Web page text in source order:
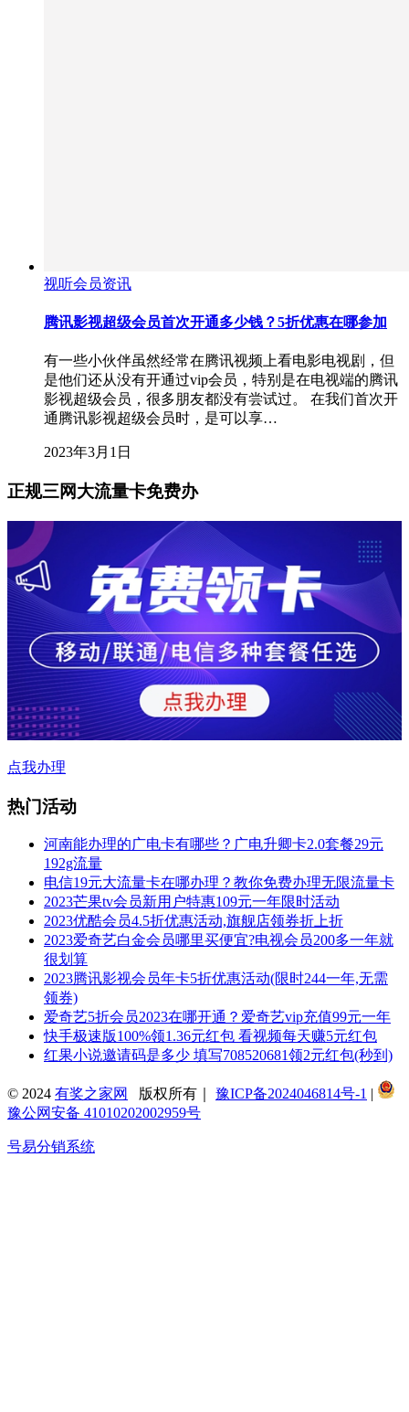
视听会员资讯
腾讯影视超级会员首次开通多少钱？5折优惠在哪参加
有一些小伙伴虽然经常在腾讯视频上看电影电视剧，但
是他们还从没有开通过vip会员，特别是在电视端的腾讯
影视超级会员，很多朋友都没有尝试过。 在我们首次开
通腾讯影视超级会员时，是可以享…
2023年3月1日
正规三网大流量卡免费办
点我办理
热门活动
河南能办理的广电卡有哪些？广电升卿卡2.0套餐29元
192g流量
电信19元大流量卡在哪办理？教你免费办理无限流量卡
2023芒果tv会员新用户特惠109元一年限时活动
2023优酷会员4.5折优惠活动,旗舰店领券折上折
2023爱奇艺白金会员哪里买便宜?电视会员200多一年就
很划算
2023腾讯影视会员年卡5折优惠活动(限时244一年,无需
领券)
爱奇艺5折会员2023在哪开通？爱奇艺vip充值99元一年
快手极速版100%领1.36元红包 看视频每天赚5元红包
红果小说邀请码是多少 填写708520681领2元红包(秒到)
© 2024 有奖之家网 版权所有｜ 豫ICP备2024046814号-1 |
豫公网安备 41010202002959号
号易分销系统